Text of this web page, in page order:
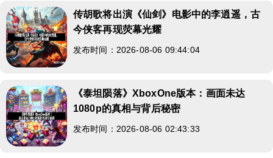
传胡歌将出演《仙剑》电影中的李逍遥，古
今侠客再现荧幕光耀
发布时间：2026-08-06 09:44:04
《泰坦陨落》XboxOne版本：画面未达
1080p的真相与背后秘密
发布时间：2026-08-06 02:43:33